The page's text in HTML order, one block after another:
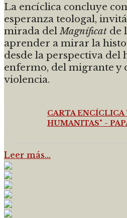
La encíclica concluye
esperanza teologal,
mirada del Magníficat de
aprender a mirar la
desde la perspectiva del
enfermo, del migrante y
violencia.
CARTA
HUMANITAS" -
Leer más…